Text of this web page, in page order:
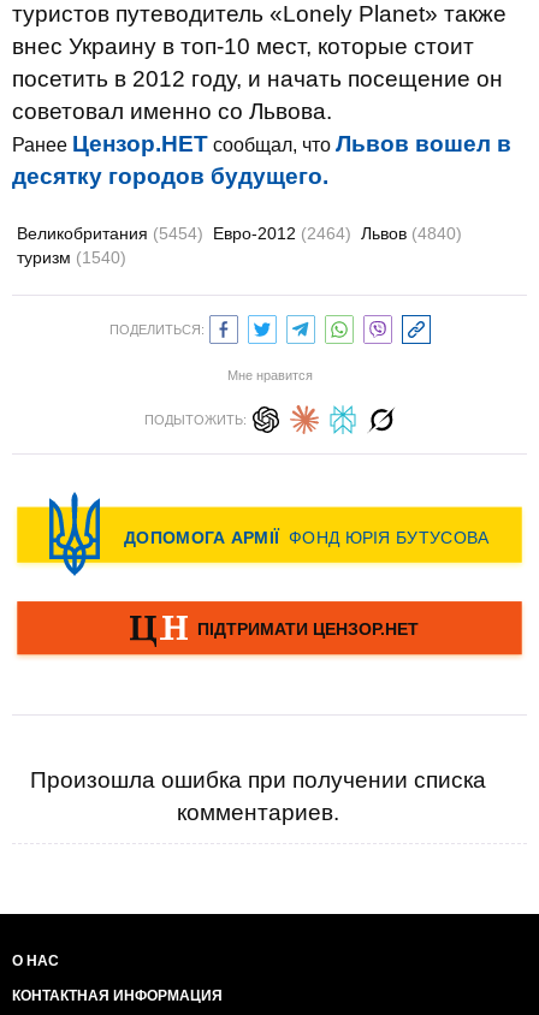
туристов путеводитель «Lonely Planet» также
внес Украину в топ-10 мест, которые стоит
посетить в 2012 году, и начать посещение он
советовал именно со Львова.
Ранее Цензор.НЕТ сообщал, что Львов вошел в
десятку городов будущего.
Великобритания (5454) Евро-2012 (2464) Львов (4840)
туризм (1540)
ПОДЕЛИТЬСЯ:
Мне нравится
ПОДЫТОЖИТЬ:
Произошла ошибка при получении списка
комментариев.
О НАС
КОНТАКТНАЯ ИНФОРМАЦИЯ